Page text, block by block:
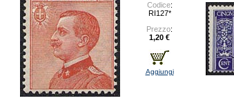
Codice:
RI127*
Prezzo:
1,20 €
Aggiungi